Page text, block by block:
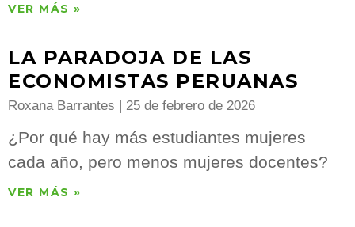
VER MÁS »
LA PARADOJA DE LAS
ECONOMISTAS PERUANAS
Roxana Barrantes 25 de febrero de 2026
¿Por qué hay más estudiantes mujeres
cada año, pero menos mujeres docentes?
VER MÁS »